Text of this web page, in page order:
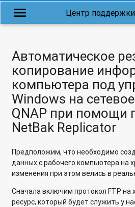
menu
Как обновить микропрограмму в
Как обновить микропрограмму во
Какое имя пользователя и пароль
умолчанию в сетевом накопителе
Как обновить микропрограмму
устройство?
Каким образом создать
гостевой ОС в Virtualization Station?
Использование Станции
Центр поддержки
Автоматическое
копирование
компьютера под
Windows на
QNAP при помощи
NetBak Replicator
Предположим, что необходимо
данных с рабочего компьютера на
изменения при этом велись в
Сначала включим протокол FTP на
ресурс, который будет служить у